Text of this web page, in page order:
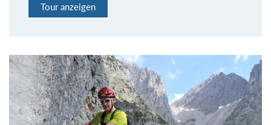
Tour anzeigen